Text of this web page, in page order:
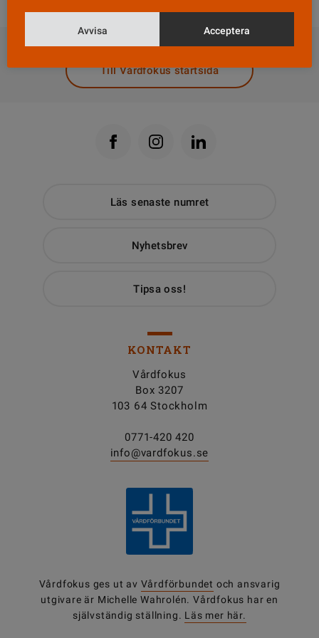
Till Vårdfokus startsida
Läs senaste numret
Nyhetsbrev
Tipsa oss!
KONTAKT
Vårdfokus
Box 3207
103 64 Stockholm
0771-420 420
info@vardfokus.se
Vårdfokus ges ut av Vårdförbundet och ansvarig
utgivare är Michelle Wahrolén. Vårdfokus har en
självständig ställning. Läs mer här.
Avvisa Acceptera